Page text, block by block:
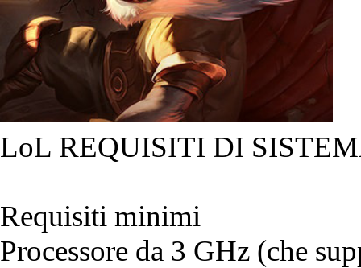
LoL REQUISITI DI
Requisiti minimi
Processore da 3 GHz (che